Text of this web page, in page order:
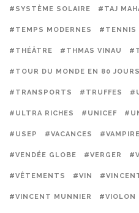
#SYSTÈME SOLAIRE #TAJ
#TEMPS MODERNES #TENNIS
#THÉÂTRE #THMAS VINAU
#TOUR DU MONDE EN 80 JOURS
#TRANSPORTS #TRUFFES
#ULTRA RICHES #UNICEF
#USEP #VACANCES #VAMPIRE
#VENDÉE GLOBE #VERGER
#VÊTEMENTS #VIN
#VINCENT MUNNIER #VIOLON